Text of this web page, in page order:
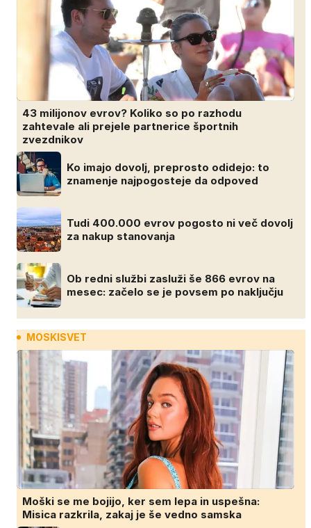
43 milijonov evrov? Koliko so po razhodu
zahtevale ali prejele partnerice športnih
zvezdnikov
Ko imajo dovolj, preprosto odidejo: to
znamenje najpogosteje da odpoved
Tudi 400.000 evrov pogosto ni več dovolj
za nakup stanovanja
Ob redni službi zasluži še 866 evrov na
mesec: začelo se je povsem po naključju
MOSKISVET
Moški se me bojijo, ker sem lepa in uspešna:
Misica razkrila, zakaj je še vedno samska